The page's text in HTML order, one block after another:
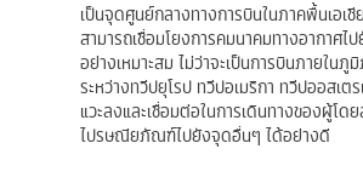
เป็นจุดศูนย์กลางทางการบินในภาคพื้นเอเ
สามารถเชื่อมโยงการคมนาคมทางอากาศ
อย่างเหมาะสม ไม่ว่าจะเป็นการบินภายในภู
ระหว่างทวีปยุโรป ทวีปอเมริกา ทวีปออสเต
แวะลงและเชื่อมต่อในการเดินทางของผู้โ
ไปรษณียภัณฑ์ไปยังจุดอื่นๆ ได้อย่างดี